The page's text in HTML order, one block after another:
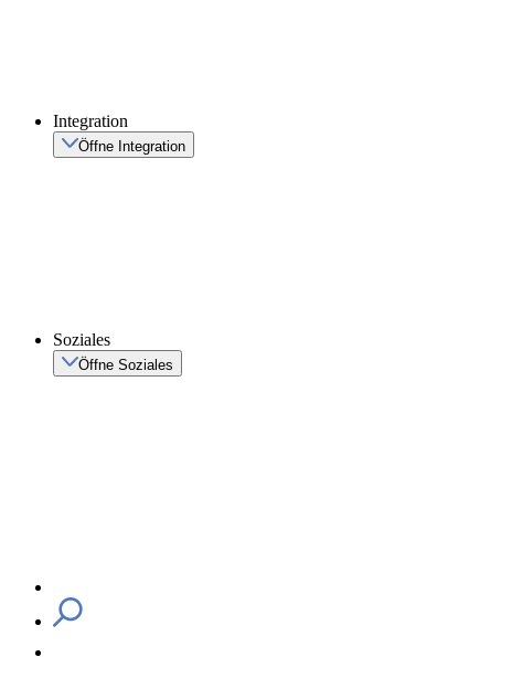
Integration
Öffne Integration
Soziales
Öffne Soziales